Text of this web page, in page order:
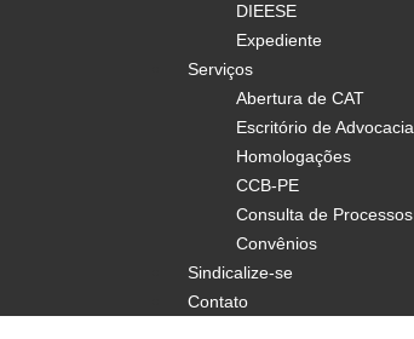
DIEESE
Expediente
Serviços
Abertura de CAT
Escritório de Advocacia
Homologações
CCB-PE
Consulta de Processos
Convênios
Sindicalize-se
Contato